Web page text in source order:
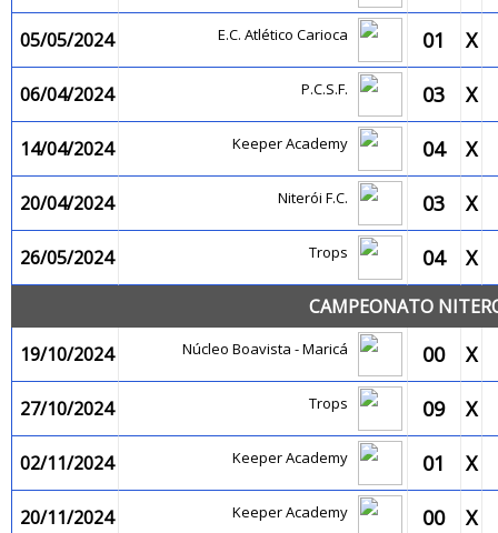
05/05/2024 E.C. Atlético Carioca 01 X
06/04/2024 P.C.S.F. 03 X
14/04/2024 Keeper Academy 04 X
20/04/2024 Niterói F.C. 03 X
26/05/2024 Trops 04 X
CAMPEONATO
19/10/2024
Núcleo Boavista - Maricá 00 X
27/10/2024 Trops 09 X
02/11/2024 Keeper Academy 01 X
20/11/2024 Keeper Academy 00 X